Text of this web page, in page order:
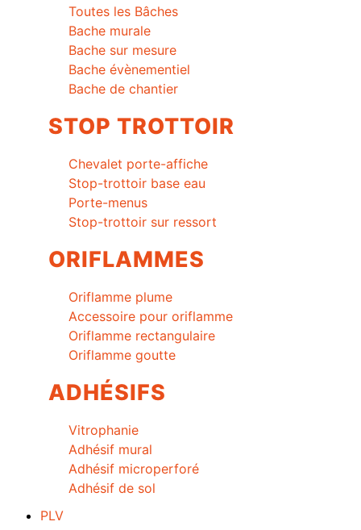
Toutes les Bâches
Bache murale
Bache sur mesure
Bache évènementiel
Bache de chantier
STOP TROTTOIR
Chevalet porte-affiche
Stop-trottoir base eau
Porte-menus
Stop-trottoir sur ressort
ORIFLAMMES
Oriflamme plume
Accessoire pour oriflamme
Oriflamme rectangulaire
Oriflamme goutte
ADHÉSIFS
Vitrophanie
Adhésif mural
Adhésif microperforé
Adhésif de sol
PLV